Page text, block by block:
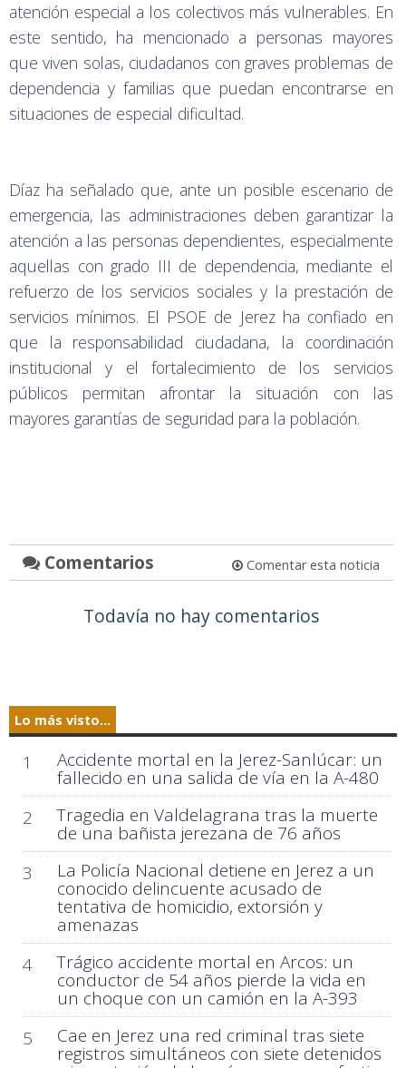
atención especial a los colectivos más vulnerables. En
este sentido, ha mencionado a personas mayores
que viven solas, ciudadanos con graves problemas de
dependencia y familias que puedan encontrarse en
situaciones de especial dificultad.
Díaz ha señalado que, ante un posible escenario de
emergencia, las administraciones deben garantizar la
atención a las personas dependientes, especialmente
aquellas con grado III de dependencia, mediante el
refuerzo de los servicios sociales y la prestación de
servicios mínimos. El PSOE de Jerez ha confiado en
que la responsabilidad ciudadana, la coordinación
institucional y el fortalecimiento de los servicios
públicos permitan afrontar la situación con las
mayores garantías de seguridad para la población.
Comentarios Comentar esta noticia
Todavía no hay comentarios
Lo más visto...
1 Accidente mortal en la Jerez-Sanlúcar: un
fallecido en una salida de vía en la A-480
2
Tragedia en Valdelagrana tras la muerte
de una bañista jerezana de 76 años
3
La Policía Nacional detiene en Jerez a un
conocido delincuente acusado de
tentativa de homicidio, extorsión y
amenazas
4
Trágico accidente mortal en Arcos: un
conductor de 54 años pierde la vida en
un choque con un camión en la A-393
5
Cae en Jerez una red criminal tras siete
registros simultáneos con siete detenidos